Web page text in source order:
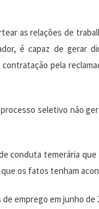
as relações de
é capaz de gerar
pela
seletivo não
conduta temerária
os fatos tenham
emprego em junho